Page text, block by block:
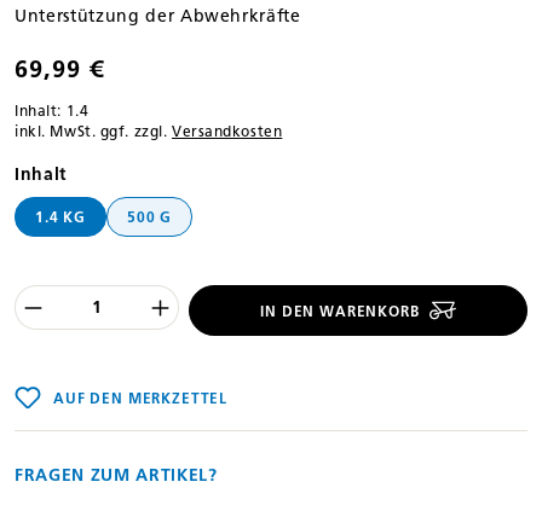
Unterstützung der Abwehrkräfte
69,99 €
Inhalt: 1.4
inkl. MwSt. ggf. zzgl. Versandkosten
Inhaltauswählen
1.4 KG 500 G
Produkt Anzahl des Produktes
IN DEN WARENKORB
AUF DEN MERKZETTEL
FRAGEN ZUM ARTIKEL?